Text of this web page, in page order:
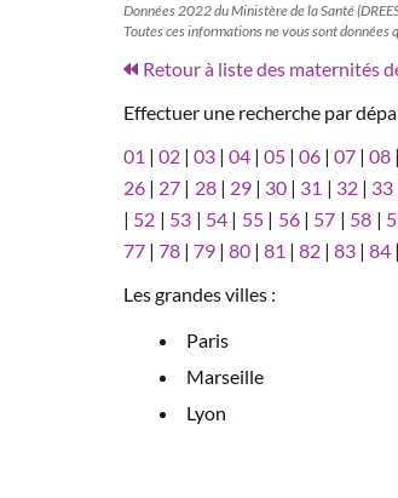
Données 2022 du Ministère de la Santé
Toutes ces informations ne vous sont
Retour à liste des maternités
Effectuer une recherche par
01 |02 |03 |04 |05 |06 |07 |08
26 | 27 | 28| 29| 30 | 31 | 32| 33
| 52 | 53 | 54 | 55| 56| 57 | 58 |
77 | 78 | 79 | 80 | 81 | 82 | 83 | 84 |
Les grandes villes :
Paris
Marseille
Lyon